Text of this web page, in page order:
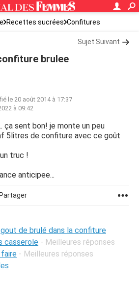
Recettes sucrées Confitures
Sujet Suivant
brulee
le 20 août 2014 à 17:37
à 09:42
ça sent bon! je monte un peu
5litres de confiture avec ce goût
truc !
anticipee...
Partager
de brulé dans la confiture
casserole - Meilleures réponses
- Meilleures réponses